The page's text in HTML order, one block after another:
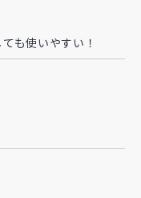
も使いやすい！